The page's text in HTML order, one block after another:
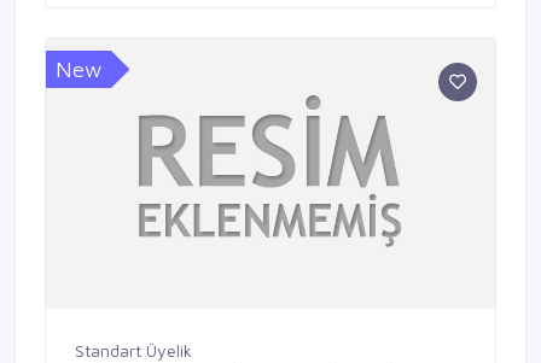
New
Standart Üyelik